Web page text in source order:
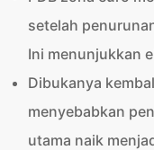
setelah
Ini menunjukkan
Dibukanya
menyebabkan
utama naik